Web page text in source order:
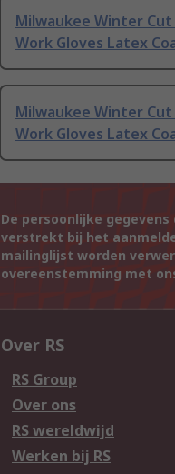
Milwaukee Winter Cut
Work Gloves Latex
Milwaukee Winter Cut
Work Gloves Latex
De persoonlijke gegevens
verstrekt bij het
mailinglijst worden
overeenstemming met
Over RS
RS Group
Over ons
RS wereldwijd
Werken bij RS